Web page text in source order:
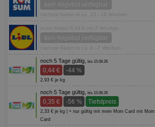
kein Angebot verfügbar
nächste Aktion in ca. 13 - 14 Wochen
letzte Aktion 0,35 € vor 2 Wochen
kein Angebot verfügbar
nächste Aktion in ca. 6 - 7 Wochen
noch 5 Tage gültig, bis 15.08.26
0,44 € -44 %
2,93 € je kg
noch 5 Tage gültig, bis 15.08.26
0,35 € -56 % Tiefstpreis
2,33 € je kg | + nur gültig mit mein Moin Card mit Moin
Card